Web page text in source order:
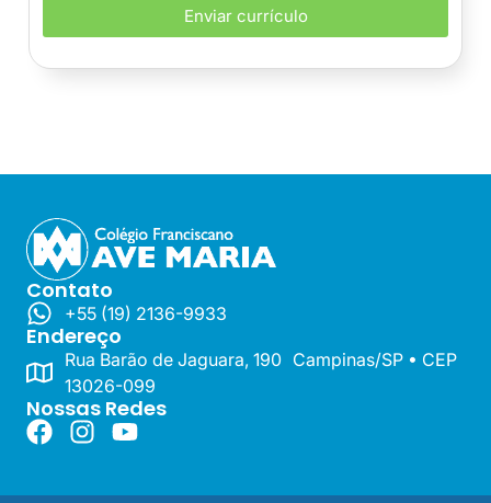
Enviar currículo
Contato
+55 (19) 2136-9933
Endereço
Rua Barão de Jaguara, 190 Campinas/SP • CEP
13026-099
Nossas Redes